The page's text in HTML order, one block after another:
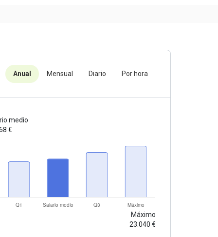
Anual Mensual Diario Por hora
medio
€
Máximo
23.040 €